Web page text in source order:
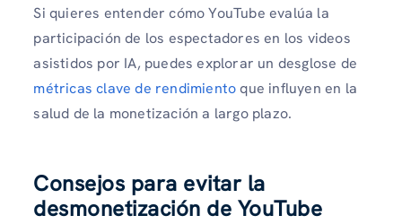
Si quieres entender cómo YouTube evalúa la
participación de los espectadores en los videos
asistidos por IA, puedes explorar un desglose de
métricas clave de rendimientoque influyen en la
salud de la monetización a largo plazo.
Consejos para evitar la
desmonetización de YouTube